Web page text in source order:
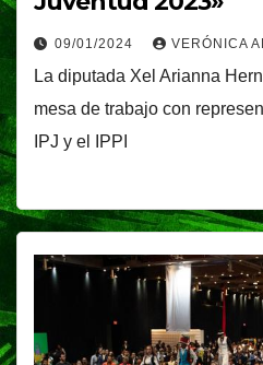
09/01/2024 VERÓNICA
La diputada Xel Arianna
mesa de trabajo con
IPJ y el IPPI